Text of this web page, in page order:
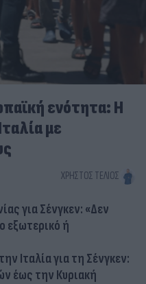
ενότητα: Η
με
ΧΡΉΣΤΟΣ ΤΈΛΙΟΣ
για Σένγκεν: «Δεν
εξωτερικό ή
Ιταλία για τη Σένγκεν:
έως την Κυριακή